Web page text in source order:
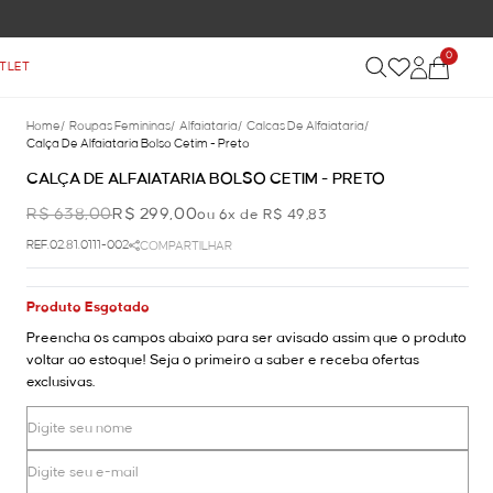
0
Home/ Roupas Femininas/ Alfaiataria/ Calcas De Alfaiataria/
Calça De Alfaiataria Bolso Cetim - Preto
CALÇA DE ALFAIATARIA BOLSO CETIM - PRETO
R$ 638,00R$ 299,00ou 6x de R$ 49,83
REF.02.81.0111-002 COMPARTILHAR
Produto Esgotado
Preencha os campos abaixo para ser avisado assim que o produto
voltar ao estoque! Seja o primeiro a saber e receba ofertas
exclusivas.